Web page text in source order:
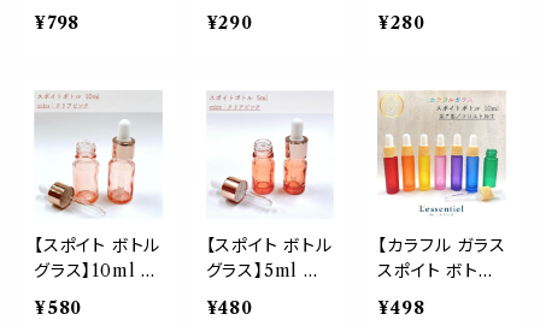
トル】30ml ブラ
ウン ガラス製 ゴ
粧水 エッセンシ
ャルオイル 美容
液 アロマ 詰替
容器 茶色 高級
おしゃれ
¥798
ml 高級 フロス
ト加工 ゴールド
遮光瓶 ガラス製
化粧水 容器 エ
ッセンシャルオイ
ル 美容液 アロ
マ 詰替え用 詰
替 旅行
¥290
ml 高級 フロス
ト加工 ゴールド
遮光瓶 ガラス製
化粧水 容器 エ
ッセンシャルオイ
ル 美容液 アロ
マ 詰替え用 詰
替 旅行
¥280
【スポイト ボトル
グラス】10ml ク
リア ピンク ロー
ズゴールド ガラ
¥580
【スポイト ボトル
グラス】5ml ク
リア ピンク ロー
ズゴールド ガラ
¥480
【カラフル ガラス
スポイト ボトル】
10ml 全7色 フ
ロスト加工 木目
¥498